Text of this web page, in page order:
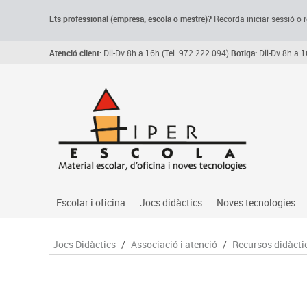
Ets professional (empresa, escolao mestre)? Recorda iniciar sessió o
Atenció client: Dll-Dv 8h a 16h (Tel. 972 222 094)Botiga: Dll-Dv 8h a
Escolar i oficina
Arxiu, carpetes i classificadors
Jocs didàctics
Primeres edats
Noves tecnologies
Audio
Jocs Didàctics / Associació i atenció / Recursos